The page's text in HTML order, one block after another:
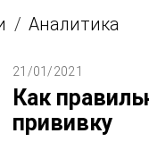
/ Аналитика
21/01/2021
Как
прививку